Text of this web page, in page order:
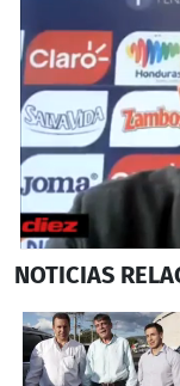
seconds
48
seconds
NOTICIAS